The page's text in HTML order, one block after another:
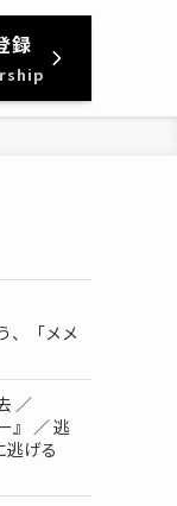
録
、「メメ
／
』 ／ 逃
げる